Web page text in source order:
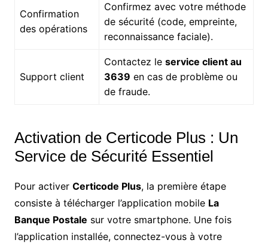
Confirmation
des opérations
Confirmez avec votre méthode
de sécurité (code, empreinte,
reconnaissance faciale).
Support client
Contactez le service client au
3639 en cas de problème ou
de fraude.
Activation de Certicode Plus : Un
Service de Sécurité Essentiel
Pour activer Certicode Plus, la première étape
consiste à télécharger l’application mobile La
Banque Postale sur votre smartphone. Une fois
l’application installée, connectez-vous à votre